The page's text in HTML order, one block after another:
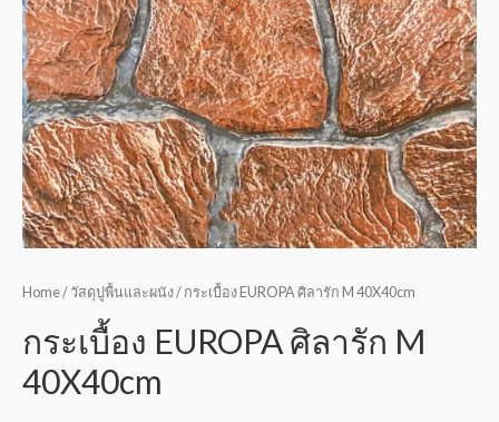
Home/ วัสดุปูพื้นและผนัง/ กระเบื้อง EUROPA ศิลารัก M 40X40cm
กระเบื้อง EUROPA ศิลารัก M
40X40cm